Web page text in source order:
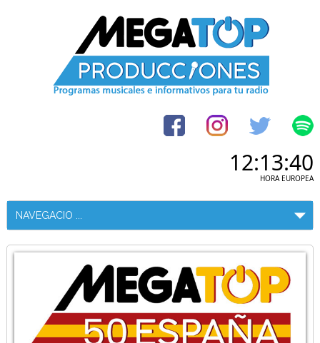
12:13:40
HORA EUROPEA